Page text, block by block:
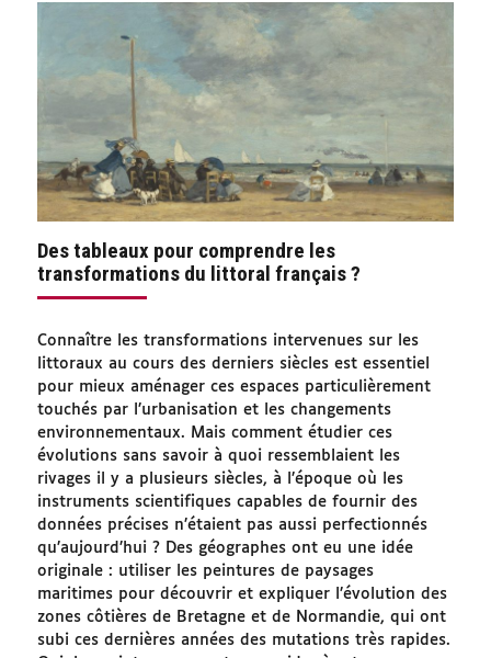
Des tableaux pour comprendre les
transformations du littoral français ?
Connaître les transformations intervenues sur les
littoraux au cours des derniers siècles est essentiel
pour mieux aménager ces espaces particulièrement
touchés par l’urbanisation et les changements
environnementaux. Mais comment étudier ces
évolutions sans savoir à quoi ressemblaient les
rivages il y a plusieurs siècles, à l’époque où les
instruments scientifiques capables de fournir des
données précises n’étaient pas aussi perfectionnés
qu’aujourd’hui ? Des géographes ont eu une idée
originale : utiliser les peintures de paysages
maritimes pour découvrir et expliquer l’évolution des
zones côtières de Bretagne et de Normandie, qui ont
subi ces dernières années des mutations très rapides.